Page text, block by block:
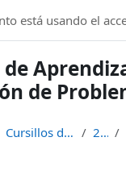
está usando el
de
Cursillos de Ingreso 2025